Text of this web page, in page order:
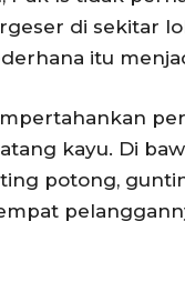
di sekitar
itu
kayu. Di
potong,